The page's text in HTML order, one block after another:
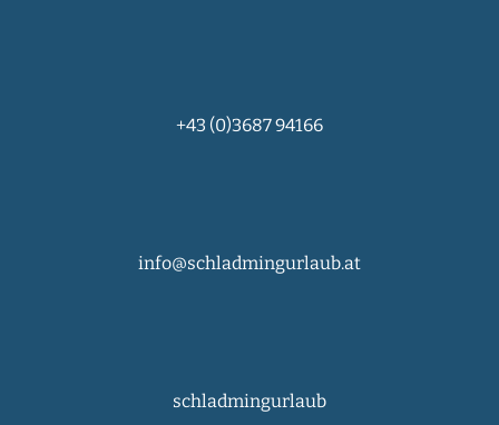
+43 (0)3687 94166
info@schladmingurlaub.at
schladmingurlaub